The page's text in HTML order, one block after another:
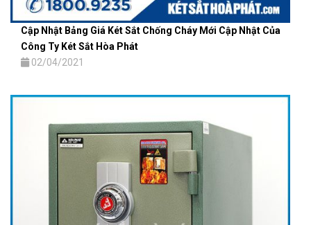
Cập Nhật Bảng Giá Két Sắt Chống Cháy Mới Cập Nhật Của
Công Ty Két Sắt Hòa Phát
02/04/2021